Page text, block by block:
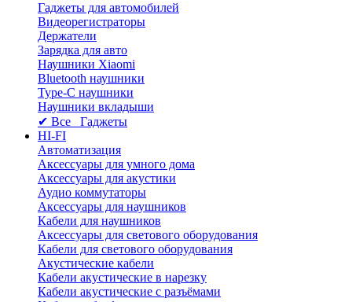
Гаджеты для автомобилей
Видеорегистраторы
Держатели
Зарядка для авто
Наушники Xiaomi
Bluetooth наушники
Type-C наушники
Наушники вкладыши
✔ Все Гаджеты
HI-FI
Автоматизация
Аксессуары для умного дома
Аксессуары для акустики
Аудио коммутаторы
Аксессуары для наушников
Кабели для наушников
Аксессуары для светового оборудования
Кабели для светового оборудования
Акустические кабели
Кабели акустические в нарезку
Кабели акустические с разъёмами